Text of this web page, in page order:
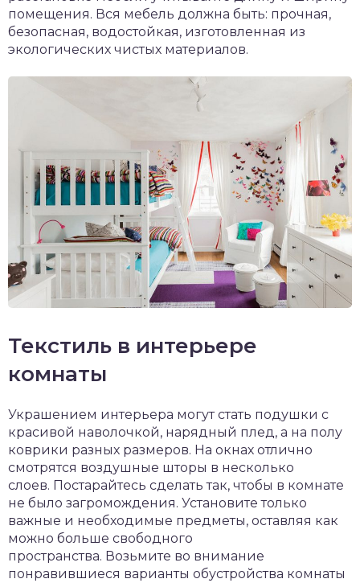
помещения. Вся мебель должна быть: прочная,
безопасная, водостойкая, изготовленная из
экологических чистых материалов.
Текстиль в интерьере
комнаты
Украшением интерьера могут стать подушки с
красивой наволочкой, нарядный плед, а на полу
коврики разных размеров. На окнах отлично
смотрятся воздушные шторы в несколько
слоев. Постарайтесь сделать так, чтобы в комнате
не было загромождения. Установите только
важные и необходимые предметы, оставляя как
можно больше свободного
пространства. Возьмите во внимание
понравившиеся варианты обустройства комнаты